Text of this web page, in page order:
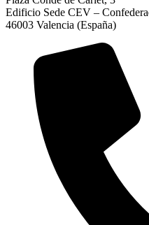
Edificio Sede CEV –
46003 Valencia (España)